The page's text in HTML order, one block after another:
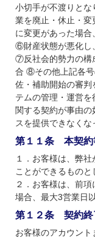
小切手が不渡りと
業を廃止・休止・
に変更があった場
⑥財産状態が悪化し
⑦反社会的勢力の構
合 ⑧その他上記各
佐・補助開始の審
テムの管理・運営
関する契約が事由
スを提供できなくな
第１１条 本契約
１．お客様は、弊
ことができるものと
２．お客様は、前
場合、最大3営業日
第１２条 契約終
お客様のアカウン